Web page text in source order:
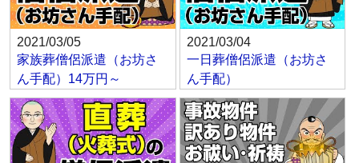
2021/03/05
家族葬僧侶派遣（お坊さ
ん手配）14万円～
2021/03/04
一日葬僧侶派遣（お坊さ
ん手配）